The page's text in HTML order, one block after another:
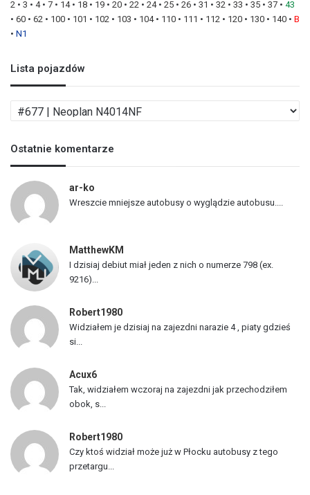
2 • 3 • 4• 7 • 14• 18 • 19 • 20 • 22 • 24• 25 • 26 • 31 • 32 • 33 • 35 • 37 • 43
• 60 • 62 • 100 • 101 • 102 • 103 • 104• 110 • 111 • 112 • 120 • 130 • 140 • B
• N1
Lista pojazdów
i
t
a
o
j
w
Ostatnie komentarze
ar-ko
Wreszcie mniejsze autobusy o wyglądzie autobusu....
MatthewKM
I dzisiaj debiut miał jeden z nich o numerze 798 (ex.
9216)...
Robert1980
Widziałem je dzisiaj na zajezdni narazie 4 , piaty gdzieś
si...
Acux6
Tak, widziałem wczoraj na zajezdni jak przechodziłem
obok, s...
Robert1980
Czy ktoś widział może już w Płocku autobusy z tego
przetargu...